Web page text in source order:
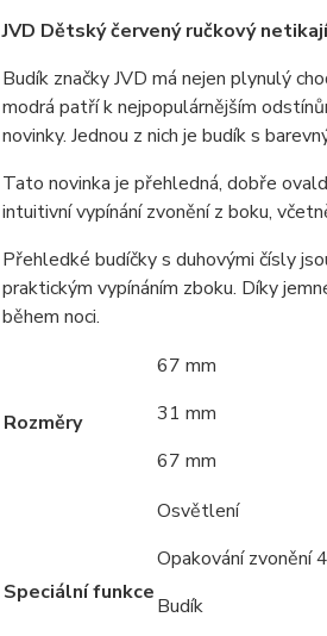
JVD Dětský červený ručkový
Budík značky JVD má nejen plynulý
modrá patří k nejpopulárnějším
novinky. Jednou z nich je budík s
Tato novinka je přehledná, dobře
intuitivní vypínání zvonění z boku,
Přehledké budíčky s duhovými čísly
praktickým vypínáním zboku. Díky
během noci.
Rozměry
67 mm
31 mm
67 mm
Speciální funkce
Osvětlení
Opakování zvonění
Budík